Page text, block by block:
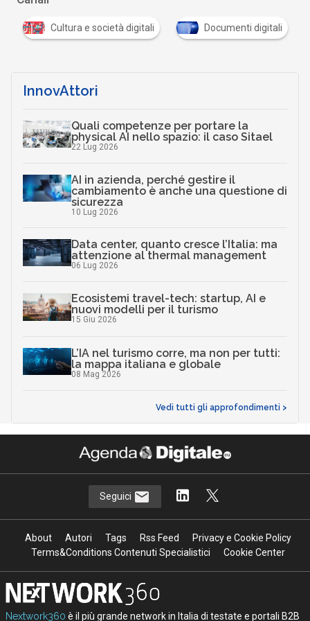
Cultura e società digitali Documenti digitali
InnovAttori
Quali competenze per portare la
physical AI nello spazio: il caso Sitael
22 Lug 2026
AI in azienda, perché gestire il
cambiamento è anche una questione di
sicurezza
10 Lug 2026
Data center, quanto cresce l’Italia: ma
attenzione al thermal management
06 Lug 2026
Ecosistemi travel-tech: startup, AI e
nuovi modelli per il turismo
15 Giu 2026
L’IA nel turismo corre, ma non per tutti:
la mappa italiana e globale
08 Mag 2026
Vedi tutti gli approfondimenti >
Seguici
About Autori Tags Rss Feed
Privacy e Cookie Policy
Terms&Conditions Contenuti Specialistici
Cookie Center
Nextwork360 è il più grande network in Italia di testate e portali B2B